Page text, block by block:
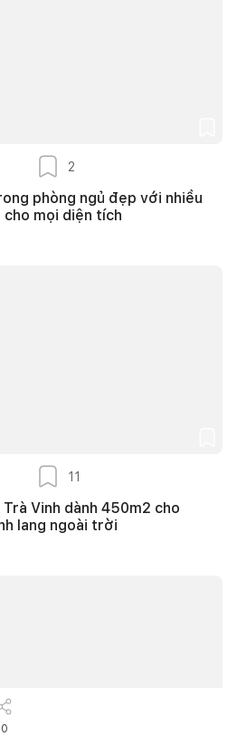
2
phòng ngủ đẹp với nhiều
mọi diện tích
11
Vinh dành 450m2 cho
lang ngoài trời
0
Kết nối thiết kế, thi công